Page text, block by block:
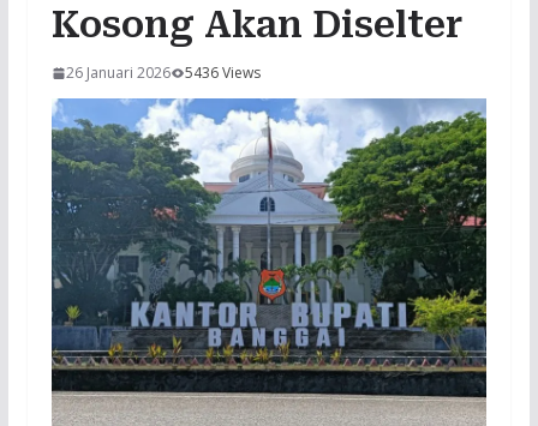
Kosong Akan Diselter
26 Januari 2026 5436 Views